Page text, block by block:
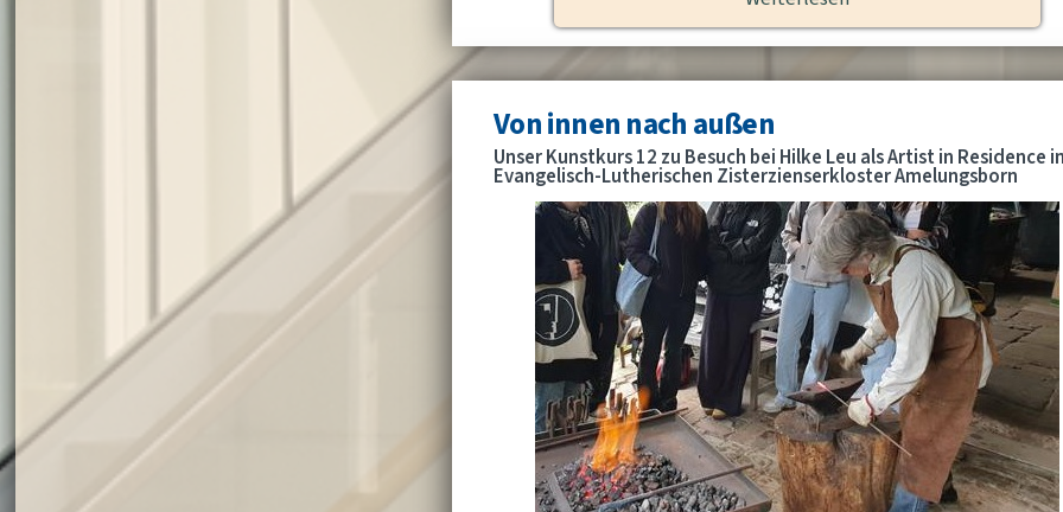
Von innen nach außen
Unser Kunstkurs 12 zu Besuch bei Hilke Leu als Artist in Residence
Evangelisch-Lutherischen Zisterzienserkloster Amelungsborn